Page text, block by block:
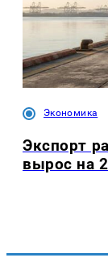
Экономика
Экспорт
вырос на